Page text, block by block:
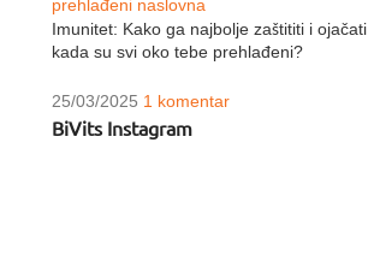
Imunitet: Kako ga najbolje zaštititi i ojačati
kada su svi oko tebe prehlađeni?
25/03/2025 1 komentar
BiVits Instagram